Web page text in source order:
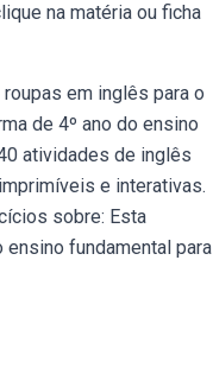
na matéria ou ficha
em inglês para o
de 4º ano do ensino
atividades de inglês
e interativas.
sobre: Esta
fundamental para